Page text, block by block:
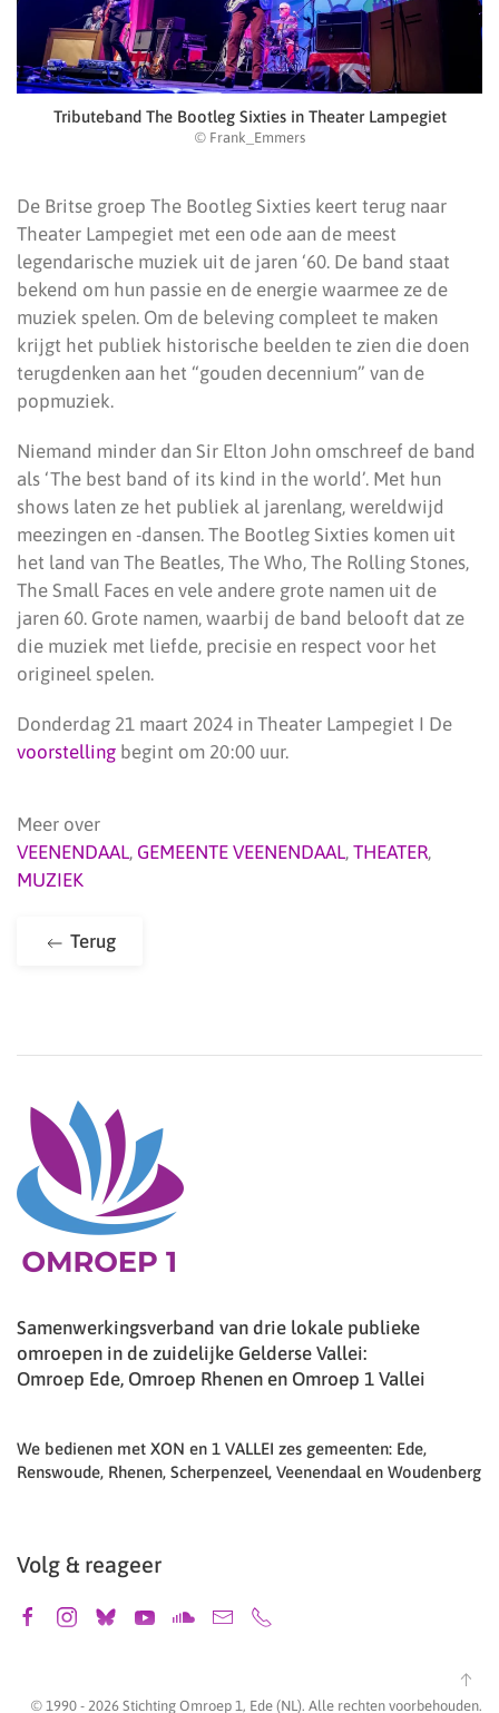
Tributeband The Bootleg Sixties in Theater Lampegiet
© Frank_Emmers
De Britse groep The Bootleg Sixties keert terug naar
Theater Lampegiet met een ode aan de meest
legendarische muziek uit de jaren ‘60. De band staat
bekend om hun passie en de energie waarmee ze de
muziek spelen. Om de beleving compleet te maken
krijgt het publiek historische beelden te zien die doen
terugdenken aan het “gouden decennium” van de
popmuziek.
Niemand minder dan Sir Elton John omschreef de band
als ‘The best band of its kind in the world’. Met hun
shows laten ze het publiek al jarenlang, wereldwijd
meezingen en -dansen. The Bootleg Sixties komen uit
het land van The Beatles, The Who, The Rolling Stones,
The Small Faces en vele andere grote namen uit de
jaren 60. Grote namen, waarbij de band belooft dat ze
die muziek met liefde, precisie en respect voor het
origineel spelen.
Donderdag 21 maart 2024 in Theater Lampegiet I De
voorstelling begint om 20:00 uur.
Meer over
VEENENDAAL, GEMEENTE VEENENDAAL, THEATER,
MUZIEK
Terug
Samenwerkingsverband van drie lokale publieke
omroepen in de zuidelijke Gelderse Vallei:
Omroep Ede, Omroep Rhenen en Omroep 1 Vallei
We bedienen met XON en 1 VALLEI zes gemeenten: Ede,
Renswoude, Rhenen, Scherpenzeel, Veenendaal en Woudenberg
Volg & reageer
© 1990 - 2026 Stichting Omroep 1, Ede (NL). Alle rechten voorbehouden.